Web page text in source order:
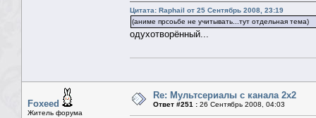
Цитата: Raphail от 25 Сентябрь 2008, 23:19
(аниме прсоьбе не учитывать...тут отдельная тема)
одухотворённый...
Foxeed
Житель форума
Re: Мультсериалы с канала 2х2
Ответ #251 : 26 Сентябрь 2008, 04:03